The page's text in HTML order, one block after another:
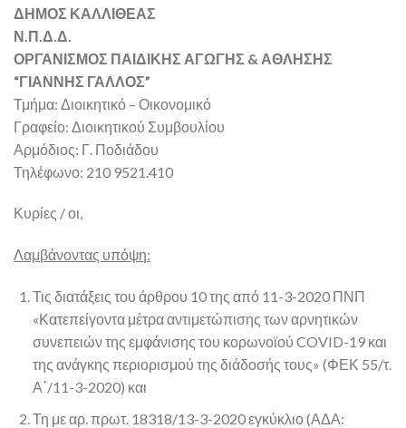
ΔΗΜΟΣ ΚΑΛΛΙΘΕΑΣ
Ν.Π.Δ.Δ.
ΟΡΓΑΝΙΣΜΟΣ ΠΑΙΔΙΚΗΣ ΑΓΩΓΗΣ & ΑΘΛΗΣΗΣ
“ΓΙΑΝΝΗΣ ΓΑΛΛΟΣ”
Τμήμα: Διοικητικό – Οικονομικό
Γραφείο: Διοικητικού Συμβουλίου
Αρμόδιος: Γ. Ποδιάδου
Τηλέφωνο: 210 9521.410
Κυρίες / οι,
Λαμβάνοντας υπόψη:
Τις διατάξεις του άρθρου 10 της από 11-3-2020 ΠΝΠ
«Κατεπείγοντα μέτρα αντιμετώπισης των αρνητικών
συνεπειών της εμφάνισης του κορωνοϊού COVID-19 και
της ανάγκης περιορισμού της διάδοσής τους» (ΦΕΚ 55/τ.
Α΄/11-3-2020) και
Τη με αρ. πρωτ. 18318/13-3-2020 εγκύκλιο (ΑΔΑ: